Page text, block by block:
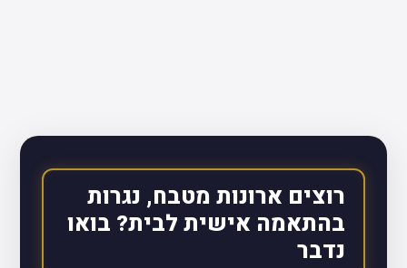
רוצים ארונות מטבח, נגרות
בהתאמה אישית לבית? בואו
נדבר